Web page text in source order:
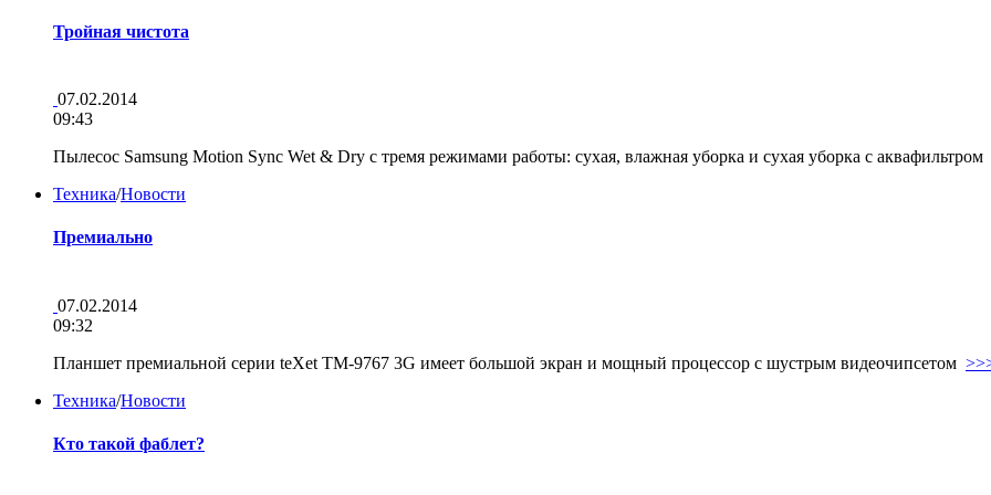
Тройная чистота
07.02.2014
09:43
Пылесос Samsung Motion Sync Wet & Dry с тремя режимами работы: сухая, влажная уборка и сухая уборка с аквафильтром
Техника/Новости
Премиально
07.02.2014
09:32
Планшет премиальной серии teXet TM-9767 3G имеет большой экран и мощный процессор с шустрым видеочипсетом
Техника/Новости
Кто такой фаблет?